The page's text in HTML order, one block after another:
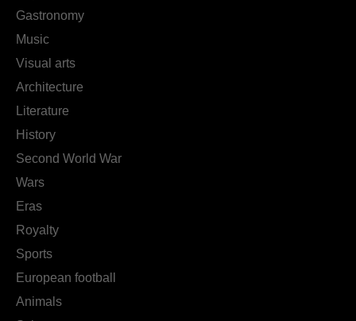
Gastronomy
Music
Visual arts
Architecture
Literature
History
Second World War
Wars
Eras
Royalty
Sports
European football
Animals